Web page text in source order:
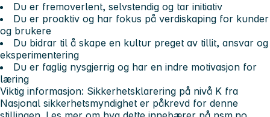
Du er fremoverlent, selvstendig og tar initiativ
Du er proaktiv og har fokus på verdiskaping for kunder
og brukere
Du bidrar til å skape en kultur preget av tillit, ansvar og
eksperimentering
Du er faglig nysgjerrig og har en indre motivasjon for
læring
Viktig informasjon: Sikkerhetsklarering på nivå K fra
Nasjonal sikkerhetsmyndighet er påkrevd for denne